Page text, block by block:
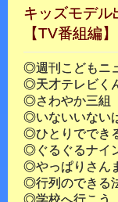
キッズモデル
【TV番組編】
◎週刊こどもニ
◎天才テレビく
◎さわやか三組
◎いないいない
◎ひとりででき
◎ぐるぐるナイ
◎やっぱりさん
◎行列のできる